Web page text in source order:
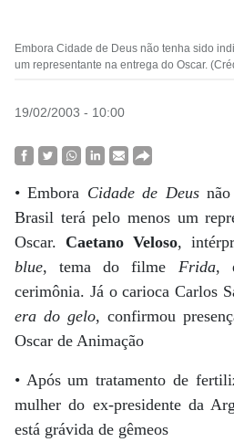
Embora Cidade de Deus não tenha sido
um representante na entrega do Oscar.
19/02/2003 - 10:00
• Embora Cidade de Deusnão
Brasil terá pelo menos um
Oscar. Caetano Veloso,
blue, tema do filme Frida,
cerimônia. Já o carioca Carlos
era do gelo, confirmou
Oscar de Animação
• Após um tratamento de
mulher do ex-presidente da
está grávida de gêmeos